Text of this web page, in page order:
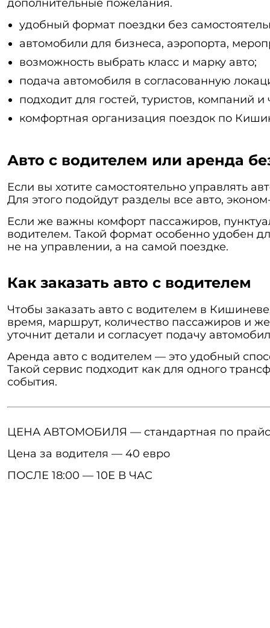
дополнительные пожелания.
удобный формат поездки без
автомобили для бизнеса, аэропорта,
возможность выбрать класс и марку авто;
подача автомобиля в согласованную
подходит для гостей, туристов, компаний и
комфортная организация поездок по
Авто с водителем или аренда
Если вы хотите самостоятельно управлять
Для этого подойдут разделы все авто,
Если же важны комфорт пассажиров,
водителем. Такой формат особенно удобен
не на управлении, а на самой поездке.
Как заказать авто с водителем
Чтобы заказать авто с водителем в
время, маршрут, количество пассажиров и
уточнит детали и согласует подачу
Аренда авто с водителем — это удобный
Такой сервис подходит как для одного
события.
ЦЕНА АВТОМОБИЛЯ — стандартная по
Цена за водителя — 40 евро
ПОСЛЕ 18:00 — 10Е В ЧАС